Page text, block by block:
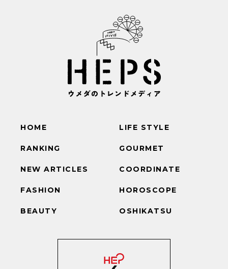
HOME
RANKING
NEW ARTICLES
FASHION
BEAUTY
LIFE STYLE
GOURMET
COORDINATE
HOROSCOPE
OSHIKATSU